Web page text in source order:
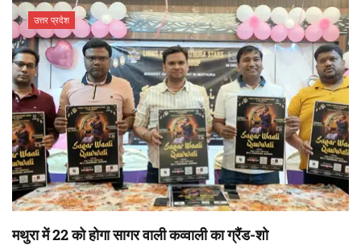
उत्तर प्रदेश
मथुरा में 22 को होगा सागर वाली कव्वाली का ग्रैंड-शो